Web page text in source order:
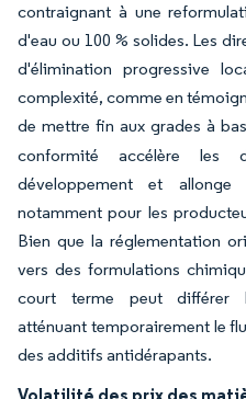
contraignant à une
d'eau ou 100 % solides. Les
d'élimination progressive
complexité, comme en
de mettre fin aux grades à
conformité accélère les
développement et
notamment pour les
Bien que la réglementation
vers des formulations
court terme peut différer
atténuant temporairement le
des additifs antidérapants.
Volatilité des prix des